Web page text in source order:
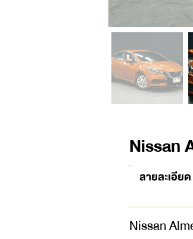
Nissan
ลายละเอียด
Nissan